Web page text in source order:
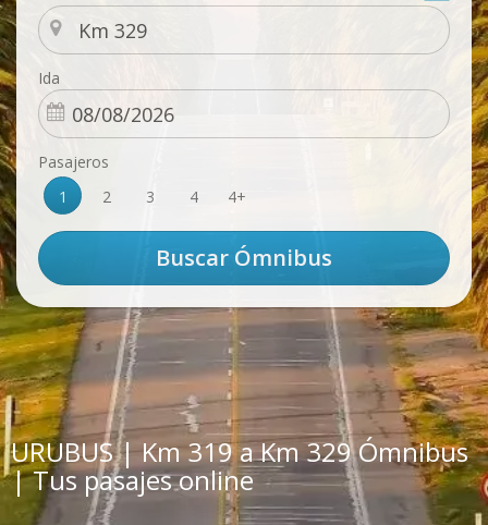
Ida
Pasajeros
1
2 3 4 4+
URUBUS | Km 319 a Km 329 Ómnibus
| Tus pasajes online